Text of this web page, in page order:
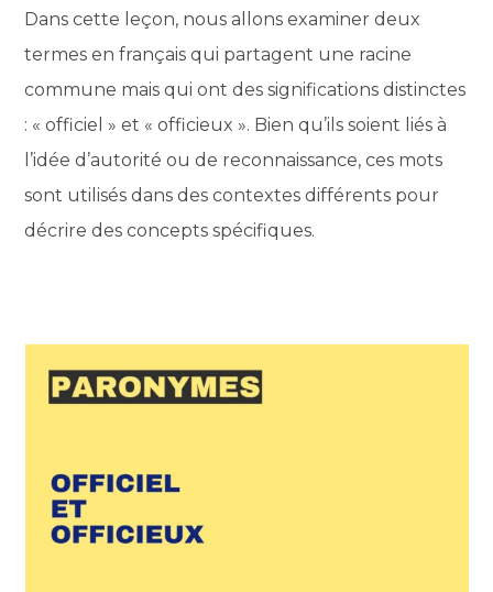
Dans cette leçon, nous allons examiner deux
termes en français qui partagent une racine
commune mais qui ont des significations distinctes
: « officiel » et « officieux ». Bien qu’ils soient liés à
l’idée d’autorité ou de reconnaissance, ces mots
sont utilisés dans des contextes différents pour
décrire des concepts spécifiques.